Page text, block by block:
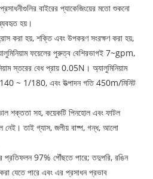
বাইরের প্যাকেজিংয়ের মতো শুকনো
হয়।
করা হয়, শক্তি এবং উপকরণ সংরক্ষণ করা হয়,
ফয়েলের পুরুত্ব বেশিরভাগই 7~gpm,
স্তরের বেধ প্রায় 0.05N। অ্যালুমিনিয়াম
140 ~ 1/180, এবং উত্পাদন গতি 450m/মিনিট
শক্ততা সহ, কয়েকটি পিনহোল এবং ফাটল
নেই। তাই গ্যাস, জলীয় বাষ্প, গন্ধ, আলো
প্রতিফলন 97% পৌঁছতে পারে; তদুপরি, রঙিন
করা যেতে পারে এবং এর প্রসাধন প্রভাব